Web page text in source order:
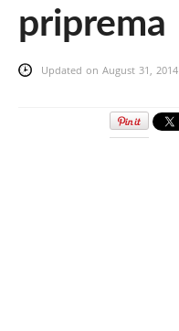
priprema
Updated on August 31, 2014